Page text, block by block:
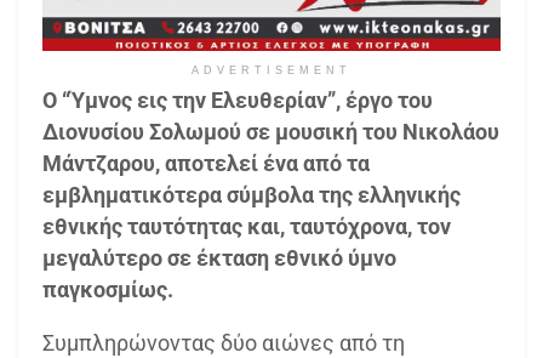
ADVERTISEMENT
Ο “Ύμνος εις την Ελευθερίαν”, έργο του
Διονυσίου Σολωμού σε μουσική του Νικολάου
Μάντζαρου, αποτελεί ένα από τα
εμβληματικότερα σύμβολα της ελληνικής
εθνικής ταυτότητας και, ταυτόχρονα, τον
μεγαλύτερο σε έκταση εθνικό ύμνο
παγκοσμίως.
Συμπληρώνοντας δύο αιώνες από τη